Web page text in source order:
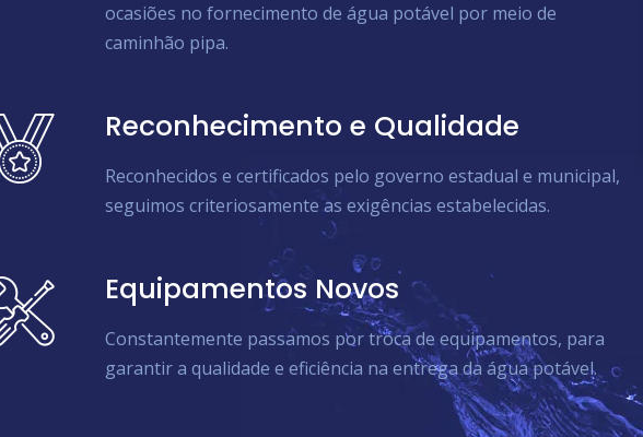
ocasiões no fornecimento de água potável por meio de
caminhão pipa.
Reconhecimento e Qualidade
Reconhecidos e certificados pelo governo estadual e municipal,
seguimos criteriosamente as exigências estabelecidas.
Equipamentos Novos
Constantemente passamos por troca de equipamentos, para
garantir a qualidade e eficiência na entrega da água potável.